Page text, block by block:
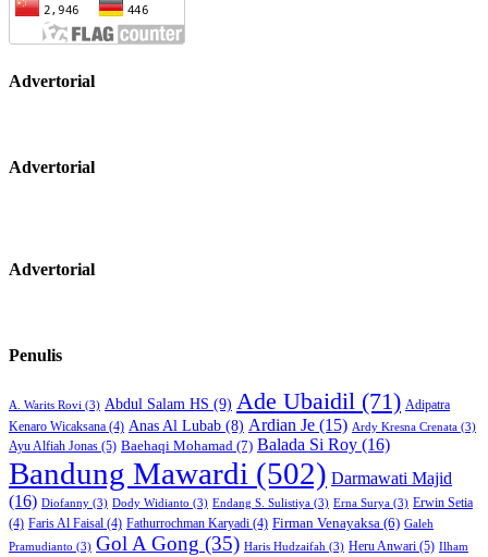
Advertorial
Advertorial
Advertorial
Penulis
A. Warits Rovi (3) Abdul Salam HS (9) Ade Ubaidil (71) Adipatra
Kenaro Wicaksana (4) Anas Al Lubab (8) Ardian Je (15) Ardy Kresna Crenata (3)
Ayu Alfiah Jonas (5) Baehaqi Mohamad (7) Balada Si Roy (16)
Bandung Mawardi (502) Darmawati Majid
(16) Diofanny (3) Dody Widianto (3) Endang S. Sulistiya (3) Erna Surya (3) Erwin Setia
(4) Faris Al Faisal (4) Fathurrochman Karyadi (4) Firman Venayaksa (6) Galeh
Pramudianto (3) Gol A Gong (35) Haris Hudzaifah (3) Heru Anwari (5) Ilham